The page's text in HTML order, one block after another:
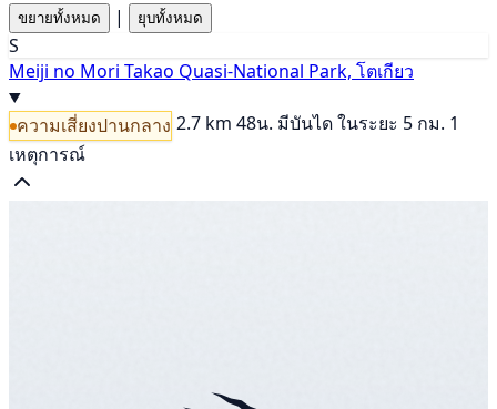
ขยายทั้งหมด | ยุบทั้งหมด
S
Meiji no Mori Takao Quasi-National Park, โตเกียว
ความเสี่ยงปานกลาง 2.7 km 48น. มีบันไดในระยะ 5 กม. 1
เหตุการณ์